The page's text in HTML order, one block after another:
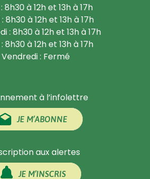
8h30 à 12h et 13h à 17h
8h30 à 12h et 13h à 17h
: 8h30 à 12h et 13h à 17h
8h30 à 12h et 13h à 17h
Vendredi : Fermé
à l’infolettre
JE M’ABONNE
aux alertes
JE M’INSCRIS